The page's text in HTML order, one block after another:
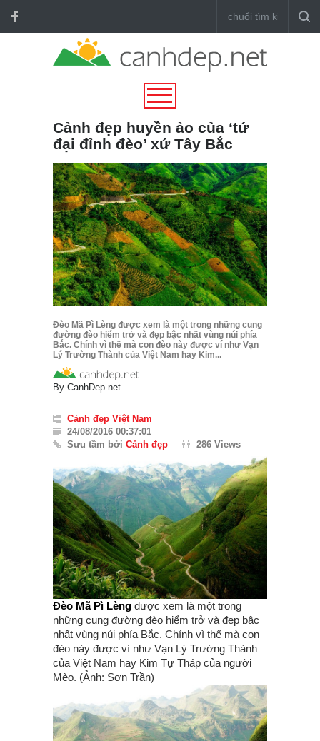
Cảnh đẹp huyền ảo của ‘tứ
đại đỉnh đèo’ xứ Tây Bắc
Đèo Mã Pì Lèng được xem là một trong những cung
đường đèo hiểm trở và đẹp bậc nhất vùng núi phía
Bắc. Chính vì thế mà con đèo này được ví như Vạn
Lý Trường Thành của Việt Nam hay Kim...
By CanhDep.net
Cảnh đẹp Việt Nam
24/08/2016 00:37:01
Sưu tầm bởi Cảnh đẹp 286 Views
Đèo Mã Pì Lèng được xem là một trong
những cung đường đèo hiểm trở và đẹp bậc
nhất vùng núi phía Bắc. Chính vì thế mà con
đèo này được ví như Vạn Lý Trường Thành
của Việt Nam hay Kim Tự Tháp của người
Mèo. (Ảnh: Sơn Trần)